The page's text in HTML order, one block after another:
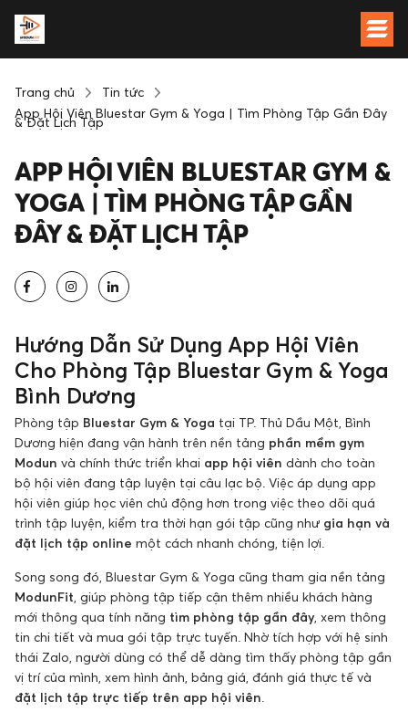
Trang chủ
Tin tức
App Hội Viên Bluestar Gym & Yoga | Tìm Phòng Tập Gần Đây
& Đặt Lịch Tập
APP HỘI VIÊN BLUESTAR GYM &
YOGA | TÌM PHÒNG TẬP GẦN
ĐÂY & ĐẶT LỊCH TẬP
Hướng Dẫn Sử Dụng App Hội Viên
Cho Phòng Tập Bluestar Gym & Yoga
Bình Dương
Phòng tập Bluestar Gym & Yoga tại TP. Thủ Dầu Một, Bình
Dương hiện đang vận hành trên nền tảng phần mềm gym
Modun và chính thức triển khai app hội viên dành cho toàn
bộ hội viên đang tập luyện tại câu lạc bộ. Việc áp dụng app
hội viên giúp học viên chủ động hơn trong việc theo dõi quá
trình tập luyện, kiểm tra thời hạn gói tập cũng như gia hạn và
đặt lịch tập online một cách nhanh chóng, tiện lợi.
Song song đó, Bluestar Gym & Yoga cũng tham gia nền tảng
ModunFit , giúp phòng tập tiếp cận thêm nhiều khách hàng
mới thông qua tính năng tìm phòng tập gần đây , xem thông
tin chi tiết và mua gói tập trực tuyến. Nhờ tích hợp với hệ sinh
thái Zalo, người dùng có thể dễ dàng tìm thấy phòng tập gần
vị trí của mình, xem hình ảnh, bảng giá, đánh giá thực tế và
đặt lịch tập trực tiếp trên app hội viên